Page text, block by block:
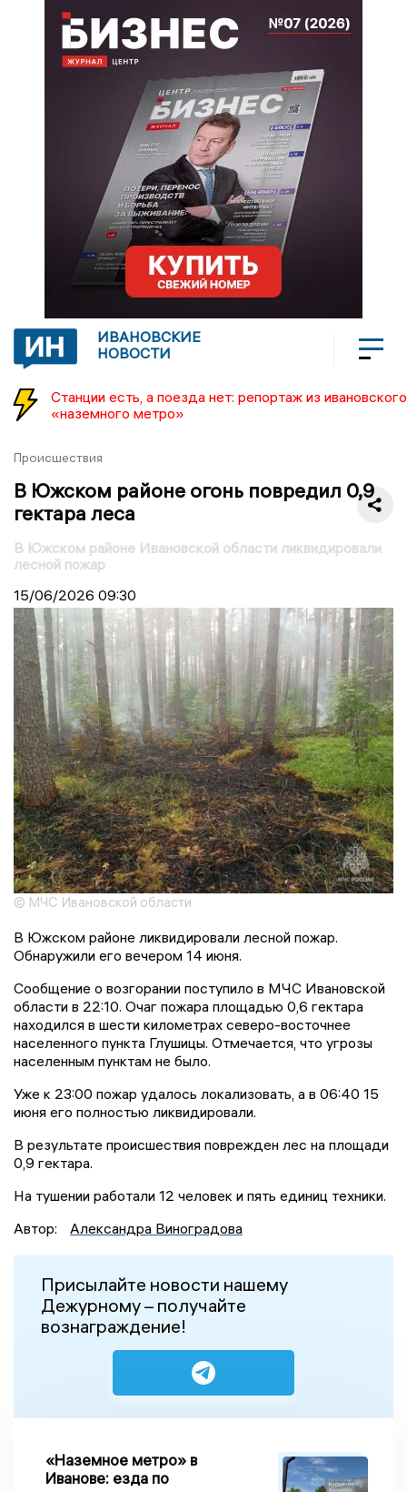
ИВАНОВСКИЕ
НОВОСТИ
Станции есть, а поезда нет: репортаж из ивановского
«наземного метро»
Происшествия
В Южском районе огонь повредил 0,9
гектара леса
В Южском районе Ивановской области ликвидировали
лесной пожар
15/06/2026 09:30
© МЧС Ивановской области
В Южском районе ликвидировали лесной пожар.
Обнаружили его вечером 14 июня.
Сообщение о возгорании поступило в МЧС Ивановской
области в 22:10. Очаг пожара площадью 0,6 гектара
находился в шести километрах северо-восточнее
населенного пункта Глушицы. Отмечается, что угрозы
населенным пунктам не было.
Уже к 23:00 пожар удалось локализовать, а в 06:40 15
июня его полностью ликвидировали.
В результате происшествия поврежден лес на площади
0,9 гектара.
На тушении работали 12 человек и пять единиц техники.
Автор:
Александра Виноградова
Присылайте новости нашему
Дежурному – получайте
вознаграждение!
«Наземное метро» в
Иванове: езда по